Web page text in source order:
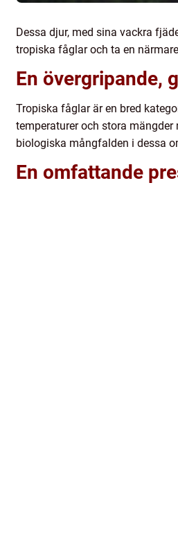
Dessa djur, med sina vackra
tropiska fåglar och ta en
En övergripande,
Tropiska fåglar är en bred
temperaturer och stora
biologiska mångfalden i dessa
En omfattande